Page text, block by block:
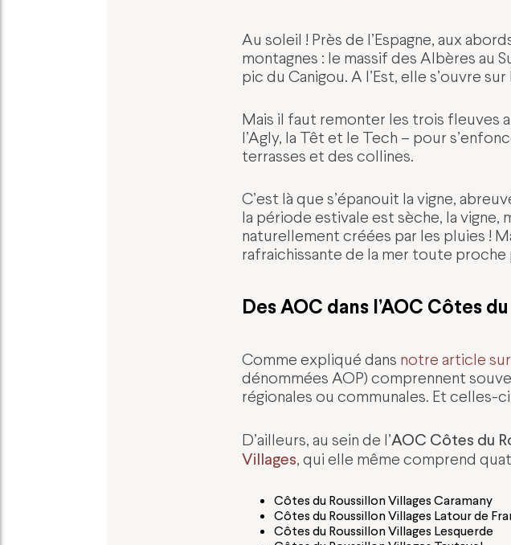
Au soleil ! Près de l’Espagne, aux
montagnes : le massif des Albères au
pic du Canigou. A l’Est, elle s’ouvre
Mais il faut remonter les trois fleuves
l’Agly, la Têt et le Tech – pour
terrasses et des collines.
C’est là que s’épanouit la vigne,
la période estivale est sèche, la vigne,
naturellement créées par les pluies !
rafraichissante de la mer toute proche
Des AOC dans l’AOC Côtes
Comme expliqué dans notre article
dénommées AOP) comprennent
régionales ou communales. Et
D’ailleurs, au sein de l’AOC Côtes du
Villages, qui elle même comprend
Côtes du Roussillon Villages Caramany
Côtes du Roussillon Villages Latour de
Côtes du Roussillon Villages Lesquerde